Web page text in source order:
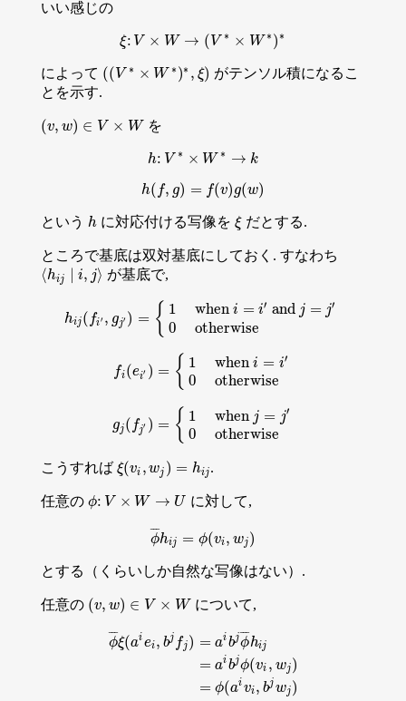
いい感じの
ξ: V × W → (V ∗ × W ∗ ) ∗
ξ: V× W→(V ∗×W∗)∗
によって ((V ∗ × W ∗ )∗ , ξ)
( (V∗ ×W∗) ∗,ξ)
がテンソル積になるこ
とを示す.
(v, w) ∈ V × W
(v,w)∈ V ×W を
h: V ∗ × W ∗ → k
h :V∗× W∗ →k
h( f, g) = f(v)g(w)
h( f,g =f v)g(w)
という h
h に対応付ける写像をξ
ξだとする.
ところで基底は双対基底にしておく. すなわち
⟨hij i, j⟩
⟨hij∣ j⟩ が基底で,
hij( fi′ , gj′ ) = { 1
0
wheni = i′ and j = j′
otherwise
hi j(fi′ gj′ )={1 when =i′and j= 0 otherwise
fi(ei′ ) = { 1
0
wheni = i′
otherwise
fi(ei′)= {1when =i′0otherwise
gj ( fj′ ) = { 1
0
when j = j′
otherwise
gj(f j′)={1when j′0otherwise
こうすれば ξ(vi , wj ) = hij
ξ(vi,wj)=h ij .
任意の ϕ: V × W → U
ϕ:V× W →U に対して,
ϕ
¯¯
¯
hij = ϕ(vi, wj)
ϕ¯hij=ϕ(vi,wj)
とする（くらいしか自然な写像はない）.
任意の (v, w) ∈ V × W
(v,w)∈ V ×W について,
ϕ
¯¯
¯
ξ(aiei , bj fj ) = aibjϕ
¯¯
¯
hij
= aibjϕ(vi , wj)
= ϕ(aivi, bjwj)
bjϕ¯hij=aibjϕ (vi,w